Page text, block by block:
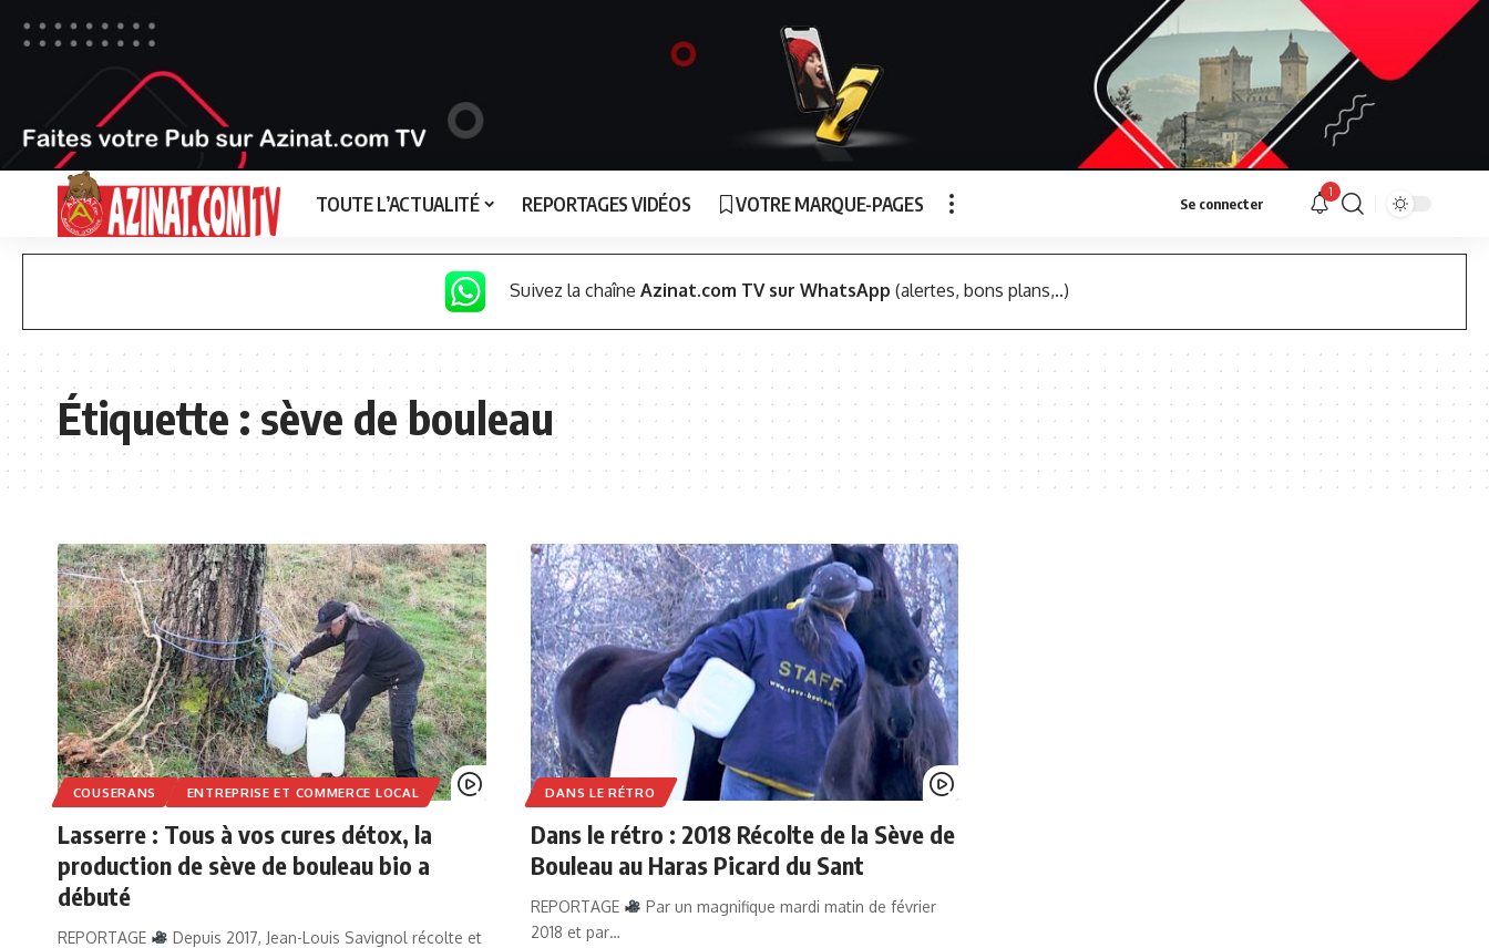
TOUTE L’ACTUALITÉ REPORTAGES VIDÉOS VOTRE MARQUE-PAGES Se connecter
1
Suivez la chaîne Azinat.com TV sur WhatsApp (alertes, bons plans,..)
Étiquette :sève de bouleau
COUSERANS ENTREPRISE ET COMMERCE LOCAL
Lasserre : Tous à vos cures détox, la
production de sève de bouleau bio a
débuté
REPORTAGE
Depuis 2017, Jean-Louis Savignol récolte et
DANS LE RÉTRO
Dans le rétro : 2018 Récolte de la Sève de
Bouleau au Haras Picard du Sant
REPORTAGE
Par un magnifique mardi matin de février
2018 et par…